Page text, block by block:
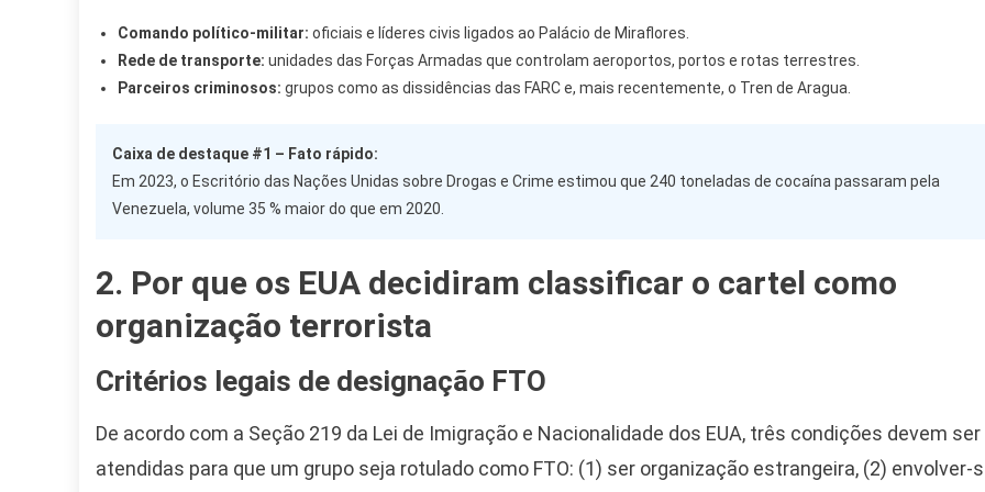
Comando político-militar: oficiais e líderes civis ligados ao Palácio de Miraflores.
Rede de transporte: unidades das Forças Armadas que controlam aeroportos, portos e rotas terrestres.
Parceiros criminosos: grupos como as dissidências das FARC e, mais recentemente, o Tren de Aragua.
Caixa de destaque #1 – Fato rápido:
Em 2023, o Escritório das Nações Unidas sobre Drogas e Crime estimou que 240 toneladas de cocaína passaram pela
Venezuela, volume 35 % maior do que em 2020.
2. Por que os EUA decidiram classificar o cartel como
organização terrorista
Critérios legais de designação FTO
De acordo com a Seção 219 da Lei de Imigração e Nacionalidade dos EUA, três condições devem ser
atendidas para que um grupo seja rotulado como FTO: (1) ser organização estrangeira, (2) envolver-